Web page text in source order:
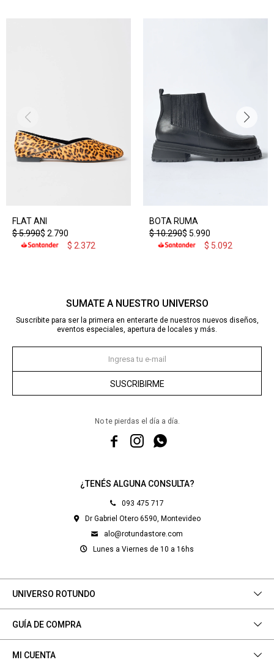
FLAT ANI
$ 2.790
$5.990
$ 2.372
BOTA RUMA
$ 5.990
$10.290
$ 5.092
¿TENÉS ALGUNA CONSULTA?
093 475 717
Dr Gabriel Otero 6590, Montevideo
alo@rotundastore.com
Lunes a Viernes de 10 a 16hs
UNIVERSO ROTUNDO
GUÍA DE COMPRA
MI CUENTA
SUMATE A NUESTRO UNIVERSO
Suscribite para ser la primera en enterarte de nuestros nuevos diseños,
eventos especiales, apertura de locales y más.
SUSCRIBIRME
No te pierdas el día a día.
  